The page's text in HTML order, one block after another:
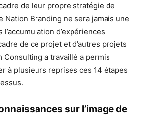
de leur propre stratégie de
Nation Branding ne sera jamais une
d’expériences
de ce projet et d’autres projets
Consulting a travaillé a permis
à plusieurs reprises ces 14 étapes
sur l’image de